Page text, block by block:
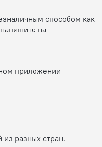
способом как
на
приложении
из разных стран.